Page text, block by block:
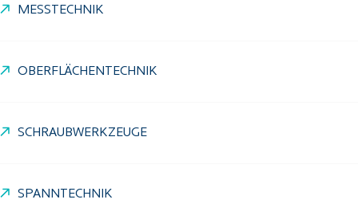
MESSTECHNIK
OBERFLÄCHENTECHNIK
SCHRAUBWERKZEUGE
SPANNTECHNIK